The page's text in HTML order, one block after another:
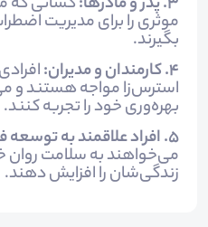
موثری را برای مدیریت
بگیرند.
4. کارمندان و مدیران:
استرس‌زا مواجه هستند و
بهره‌وری خود را تجربه کنند.
5. افراد علاقمند به توسعه فردی:
می‌خواهند به سلامت روان
زندگی‌شان را افزایش دهند.